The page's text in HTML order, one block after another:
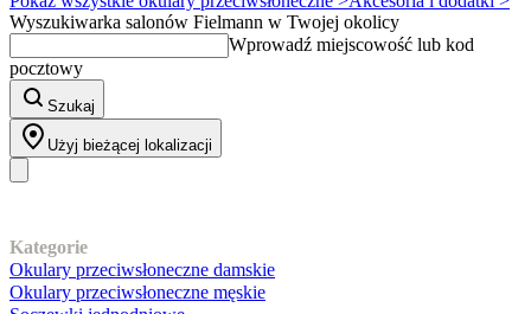
Wyszukiwarka salonów Fielmann w Twojej okolicy
Wprowadź miejscowość lub kod
pocztowy
Szukaj
Użyj bieżącej lokalizacji
Kategorie
Okulary przeciwsłoneczne damskie
Okulary przeciwsłoneczne męskie